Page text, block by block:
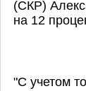
(СКР)
на 12
"С учетом